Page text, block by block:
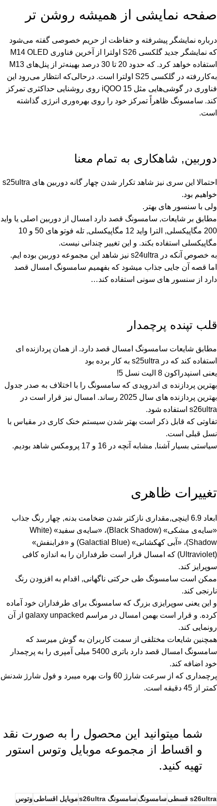
صفحه نمایشی از همیشه روشن تر
درباره نمایشگر پیشرفته و حفاظت از حریم خصوصی گفته می‌شود
که نمایشگر جدید گلکسی S26 اولترا از آخرین فناوری M14 OLED
استفاده خواهد کرد. که حدود 20 تا 30 درصد بهینه‌تر از پنل‌های M13
به‌کاررفته در گلکسی S25 اولترا است. درحالی‌که انتظار می‌رود این
فناوری در گوشی‌هایی مثل iQOO 15 روی روشنایی حداکثری تمرکز
کند. سامسونگ ظاهراً تمرکز خود را روی بهره‌وری انرژی گذاشته
است.
دوربین, شاهکاری به تمام معنا
احتمالا این سری نیز شاهد تکرار شدن چهار گانه دوربین های s25ultra
خواهیم بود.
ولی با سنسور های بهتر.
مطابق بر شایعات, سامسونگ قصد دارد امسال از دوربین اصلی یا واید
200 مگاپیکسلی, الترا واید 12 مگاپیکسلی, تله فوتو های 50 و 10
مگاپیکسلی استفاده بکند. و این تغییر چندانی نیست.
به خصوص آنکه در s24ultra نیز شاهد این مجموعه دوربین بوده ایم.
اما قصه آن جایی جذاب میشود که بفهمیم سامسونگ امسال قصد
دارد از سنسور های سونی استفاده کند…
قلب تپنده پرچمدار
مطابق شایعات سامسونگ امسال قصد دارد. از همان پردازنده ای
استفاده کند که در
به کار برده بود
یعنی اسنپدراکون 8 الیت نسل 5!
بهترین پردازنده ی اندرویدی که سامسونگ را با اختلاف به صدر جدول
بهترین پردازنده های سال 2025 رساند. امسال نیز قرار است در
s26ultra استفاده شود.
تفاوتی که قابل ذکر است بهتر شدن سیستم خنک کاری در مقیاس با
نسل قبلی است.
سیاستی بسیار آشنا, مشابه آنچه در 16 و 17 پرومکس شاهد بودیم.
تغییرات ظاهری
ابعاد 6.9 اینچی,مقداری نازکتر شدن ضخامت بدنه, چهار رنگ جذاب
«سایه‌ی مشکی» (Black Shadow)، «سایه‌ی سفید» (White
Shadow)، «آبی کهکشانی» (Galactial Blue) و «فرابنفش»
(Ultraviolet) که امسال قرار است طرفداران را به اندازه کافی
سوپرایز کند.
ممکن است سامسونگ طی حرکتی ناگهانی, اقدام به افزودن رنگ
نارنجی کند.
و این یعنی سوپرایزی بزرگ که سامسونگ برای طرفداران خود آماده
کرده. و قرار است بهمن امسال در مراسم galaxy unpacked از آن
رونمایی کند.
همچنین شایعات مختلفی از سمت کاربران به گوش میرسد که
سامسونگ امسال قصد دارد باتری 5400 میلی آمپری را به پرچمدار
خود اضافه کند.
پرچمداری که از سرعت شارژ 60 وات بهره میبرد و فول شارژ شدنش
کمتر از 45 دقیقه است.
شما میتوانید این محصول را به صورت نقد
و اقساط از مجموعه موبایل وتوس استور
تهیه کنید.
s26ultra قسطی سامسونگسامسونگ s26ultra موبایل اقساطیوتوس